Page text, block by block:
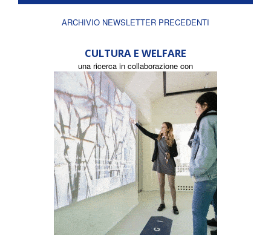
ARCHIVIO NEWSLETTER PRECEDENTI
CULTURA E WELFARE
una ricerca in collaborazione con